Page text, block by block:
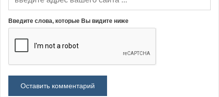
Введите слова, которые Вы видите ниже